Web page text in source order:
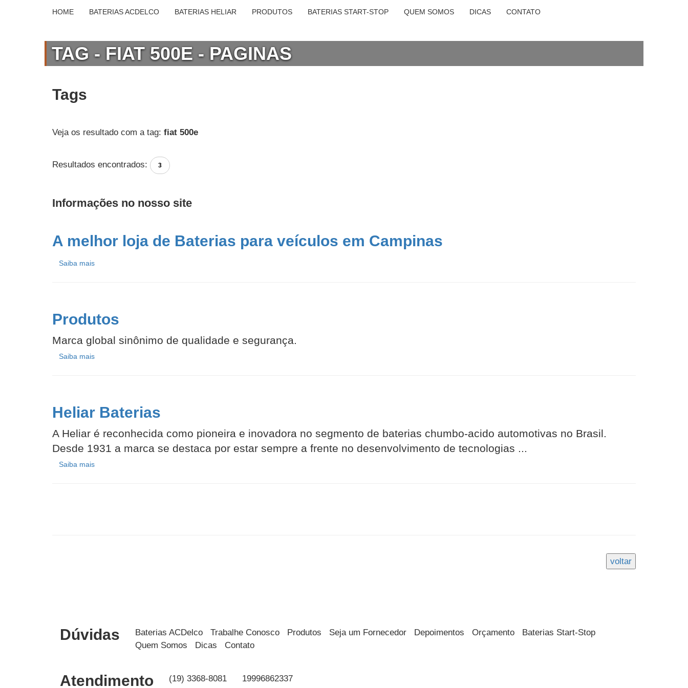
HOME BATERIAS ACDELCO BATERIAS HELIAR PRODUTOS BATERIAS START-STOP QUEM SOMOS DICAS CONTATO
TAG - FIAT 500E - PAGINAS
Tags
Veja os resultado com a tag: fiat 500e
Resultados encontrados: 3
Informações no nosso site
A melhor loja de Baterias para veículos em Campinas
Saiba mais
Produtos
Marca global sinônimo de qualidade e segurança.
Saiba mais
Heliar Baterias
A Heliar é reconhecida como pioneira e inovadora no segmento de baterias chumbo-acido automotivas no Brasil.
Desde 1931 a marca se destaca por estar sempre a frente no desenvolvimento de tecnologias ...
Saiba mais
Dúvidas Baterias ACDelco Trabalhe Conosco Produtos Seja um Fornecedor Depoimentos Orçamento
Baterias Start-Stop
Quem Somos
Dicas Contato
Atendimento (19) 3368-8081 19996862337